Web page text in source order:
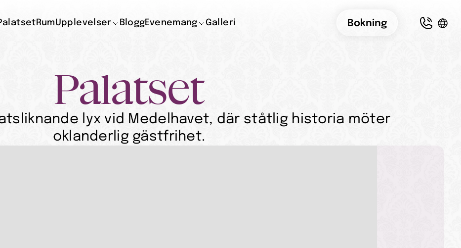
Palatset
lyx vid Medelhavet, där ståtlig historia möter
oklanderlig gästfrihet.
RumUpplevelser BloggEvenemang Galleri Bokning